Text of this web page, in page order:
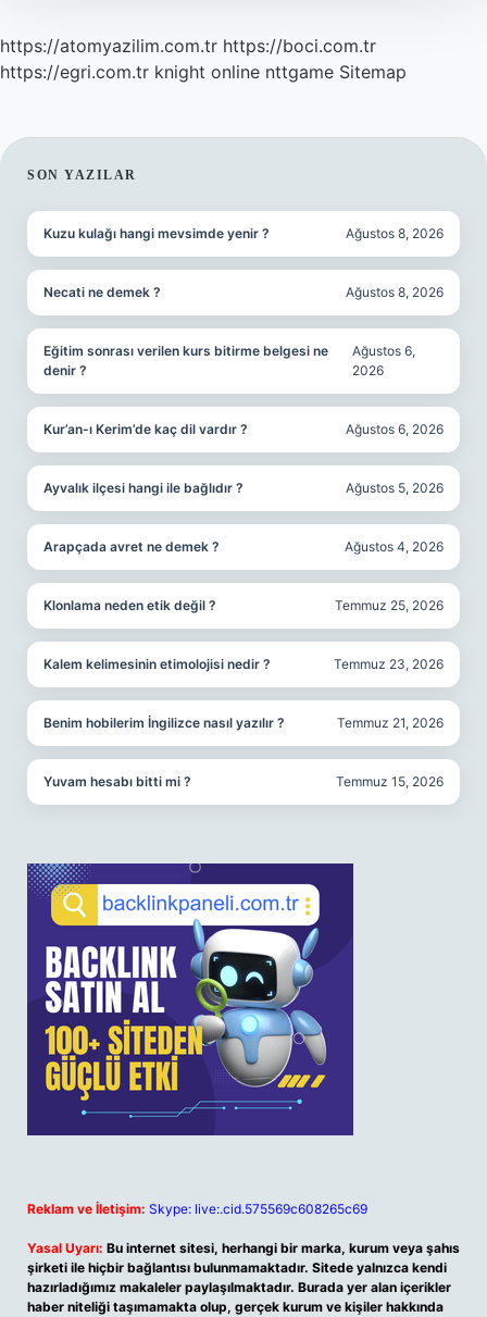
https://atomyazilim.com.tr https://boci.com.tr
https://egri.com.tr knight online nttgame Sitemap
SIDEBAR
SON YAZILAR
Kuzu kulağı hangi mevsimde yenir ? Ağustos 8, 2026
Necati ne demek ? Ağustos 8, 2026
Eğitim sonrası verilen kurs bitirme belgesi ne
denir ?
Ağustos 6,
2026
Kur’an-ı Kerim’de kaç dil vardır ? Ağustos 6, 2026
Ayvalık ilçesi hangi ile bağlıdır ? Ağustos 5, 2026
Arapçada avret ne demek ? Ağustos 4, 2026
Klonlama neden etik değil ? Temmuz 25, 2026
Kalem kelimesinin etimolojisi nedir ? Temmuz 23, 2026
Benim hobilerim İngilizce nasıl yazılır ? Temmuz 21, 2026
Yuvam hesabı bitti mi ? Temmuz 15, 2026
Reklam ve İletişim: Skype: live:.cid.575569c608265c69
Yasal Uyarı: Bu internet sitesi, herhangi bir marka, kurum veya şahıs
şirketi ile hiçbir bağlantısı bulunmamaktadır. Sitede yalnızca kendi
hazırladığımız makaleler paylaşılmaktadır. Burada yer alan içerikler
haber niteliği taşımamakta olup, gerçek kurum ve kişiler hakkında